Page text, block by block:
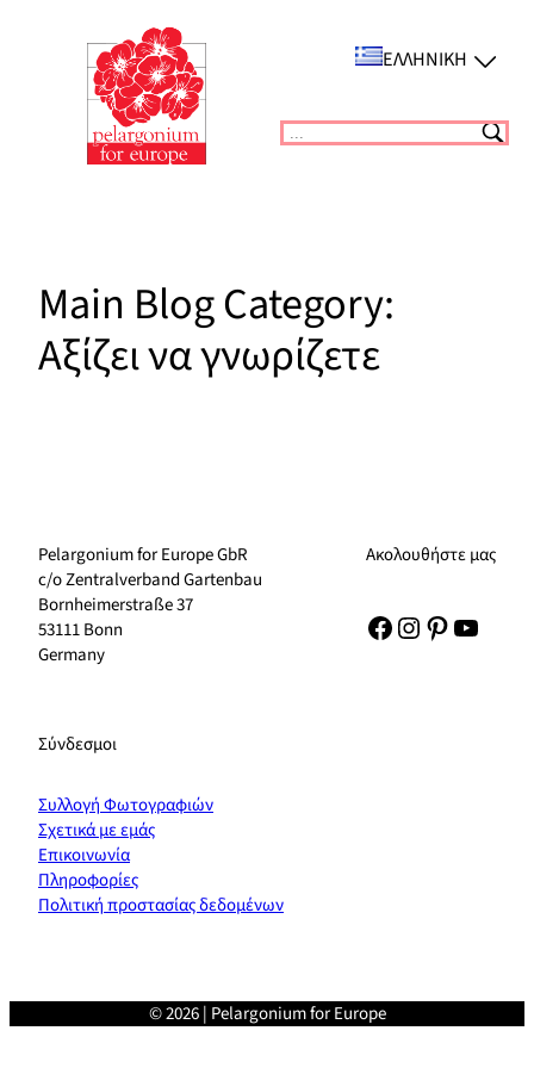
περιεχόμενο
ΕΛΛΗΝΙΚΉ
Suchen
Main Blog Category:
Αξίζει να γνωρίζετε
Pelargonium for Europe GbR
c/o Zentralverband Gartenbau
Bornheimerstraße 37
53111 Bonn
Germany
Ακολουθήστε μας
Facebook
Instagram
Pinterest
Σύνδεσμοι
Συλλογή Φωτογραφιών
Σχετικά με εμάς
Επικοινωνία
Πληροφορίες
Πολιτική προστασίας δεδομένων
© 2026 | Pelargonium for Europe